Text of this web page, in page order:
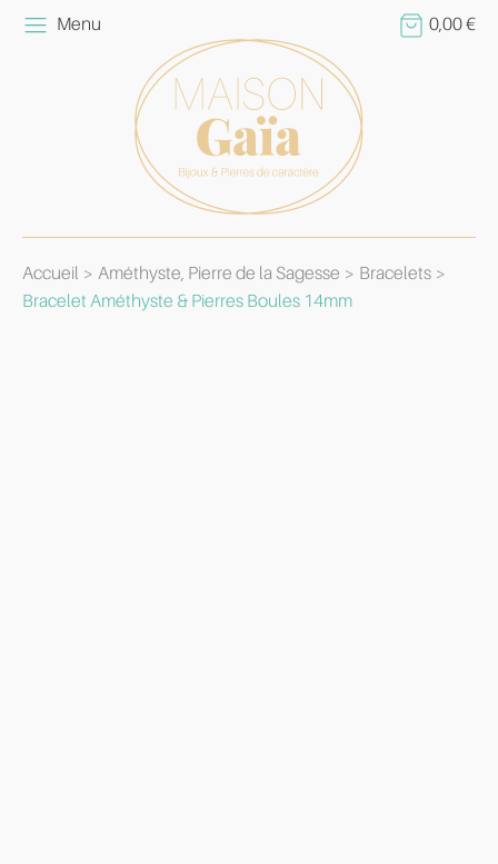
Menu 0,00€
Accueil Améthyste, Pierre de la Sagesse
Bracelets
Bracelet Améthyste & Pierres Boules 14mm